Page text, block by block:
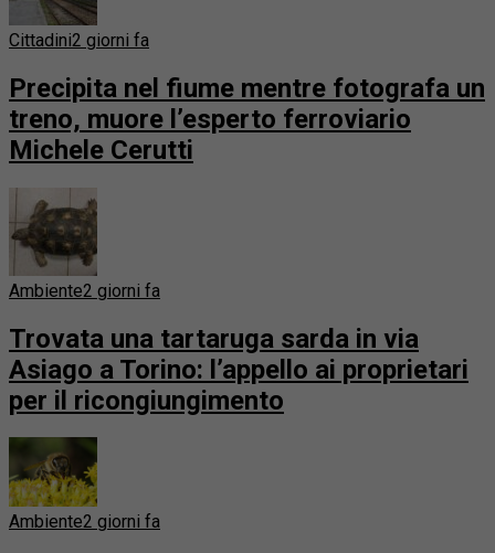
Cittadini2 giorni fa
Precipita nel fiume mentre fotografa un
treno, muore l’esperto ferroviario
Michele Cerutti
Ambiente2 giorni fa
Trovata una tartaruga sarda in via
Asiago a Torino: l’appello ai proprietari
per il ricongiungimento
Ambiente2 giorni fa